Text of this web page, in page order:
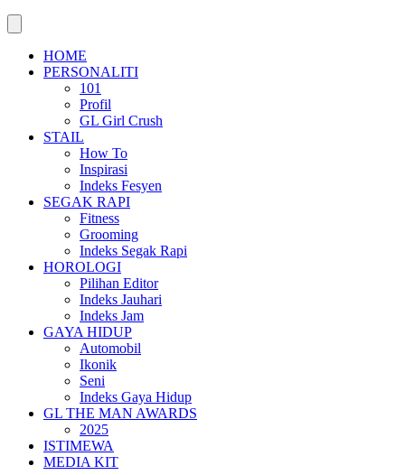
HOME
PERSONALITI
101
Profil
GL Girl Crush
STAIL
How To
Inspirasi
Indeks Fesyen
SEGAK RAPI
Fitness
Grooming
Indeks Segak Rapi
HOROLOGI
Pilihan Editor
Indeks Jauhari
Indeks Jam
GAYA HIDUP
Automobil
Ikonik
Seni
Indeks Gaya Hidup
GL THE MAN AWARDS
2025
ISTIMEWA
MEDIA KIT